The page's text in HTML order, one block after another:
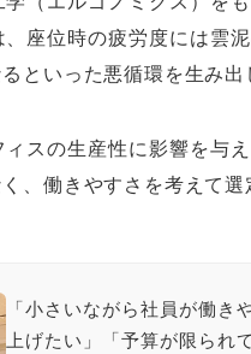
座位時の疲労度には雲
といった悪循環を生み出
スの生産性に影響を与
、働きやすさを考えて選
「小さいながら社員が働き
上げたい」「予算が限られ